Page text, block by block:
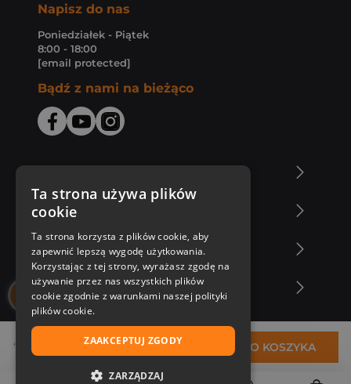
32,99 zł DO KOSZYKA
Napisz do nas
Poniedziałek - Piątek
8:00 - 18:00
[email protected]
Bądź z nami na bieżąco
Zakupy u nas
Nasza oferta
Nasi autorzy
Ta strona używa plików
cookie
Ta strona korzysta z plików cookie, aby
zapewnić lepszą wygodę użytkowania.
Korzystając z tej strony, wyrażasz zgodę na
używanie przez nas wszystkich plików
cookie zgodnie z warunkami naszej polityki
plików cookie.
ZAAKCEPTUJ ZGODY
ZARZĄDZAJ